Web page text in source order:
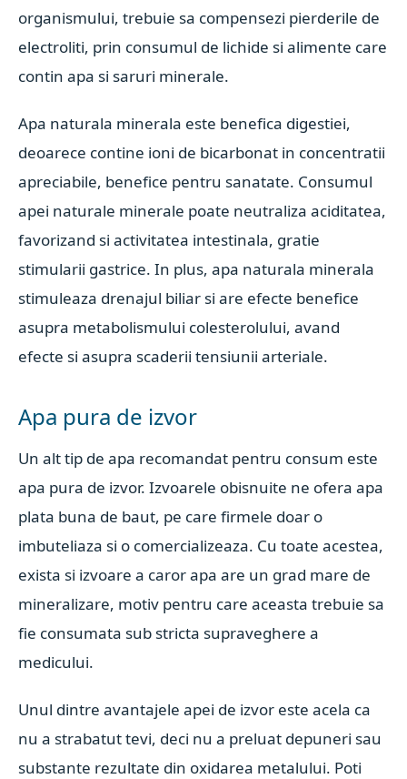
organismului, trebuie sa compensezi pierderile de
electroliti, prin consumul de lichide si alimente care
contin apa si saruri minerale.
Apa naturala minerala este benefica digestiei,
deoarece contine ioni de bicarbonat in concentratii
apreciabile, benefice pentru sanatate. Consumul
apei naturale minerale poate neutraliza aciditatea,
favorizand si activitatea intestinala, gratie
stimularii gastrice. In plus, apa naturala minerala
stimuleaza drenajul biliar si are efecte benefice
asupra metabolismului colesterolului, avand
efecte si asupra scaderii tensiunii arteriale.
Apa pura de izvor
Un alt tip de apa recomandat pentru consum este
apa pura de izvor. Izvoarele obisnuite ne ofera apa
plata buna de baut, pe care firmele doar o
imbuteliaza si o comercializeaza. Cu toate acestea,
exista si izvoare a caror apa are un grad mare de
mineralizare, motiv pentru care aceasta trebuie sa
fie consumata sub stricta supraveghere a
medicului.
Unul dintre avantajele apei de izvor este acela ca
nu a strabatut tevi, deci nu a preluat depuneri sau
substante rezultate din oxidarea metalului. Poti